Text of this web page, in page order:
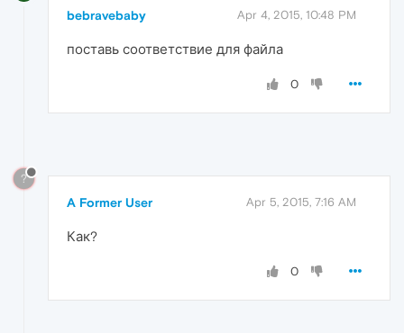
bebravebaby Apr 4, 2015, 10:48 PM
поставь соответствие для файла
0
?
A Former User Apr 5, 2015, 7:16 AM
Как?
0